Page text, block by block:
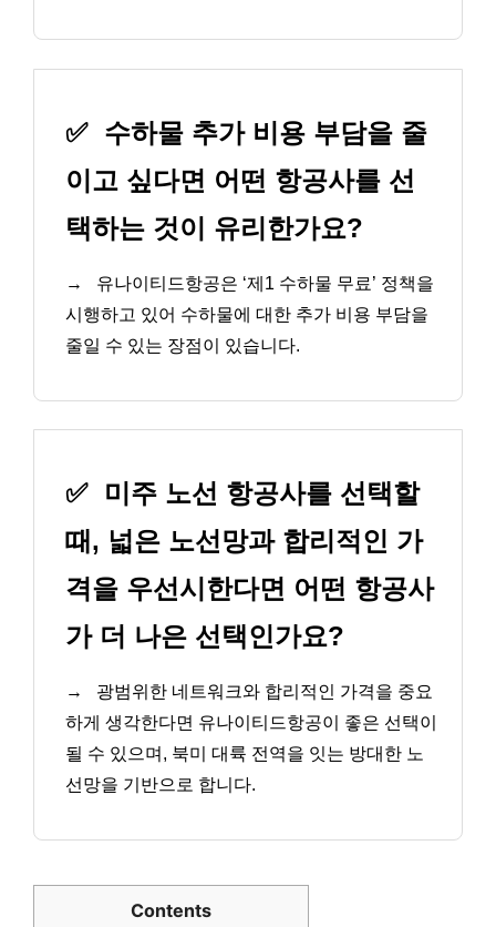
✅ 수하물 추가 비용 부담을 줄
이고 싶다면 어떤 항공사를 선
택하는 것이 유리한가요?
→
유나이티드항공은 ‘제1 수하물 무료’ 정책을
시행하고 있어 수하물에 대한 추가 비용 부담을
줄일 수 있는 장점이 있습니다.
✅
미주 노선 항공사를 선택할
때, 넓은 노선망과 합리적인 가
격을 우선시한다면 어떤 항공사
가 더 나은 선택인가요?
→
광범위한 네트워크와 합리적인 가격을 중요
하게 생각한다면 유나이티드항공이 좋은 선택이
될 수 있으며, 북미 대륙 전역을 잇는 방대한 노
선망을 기반으로 합니다.
Contents